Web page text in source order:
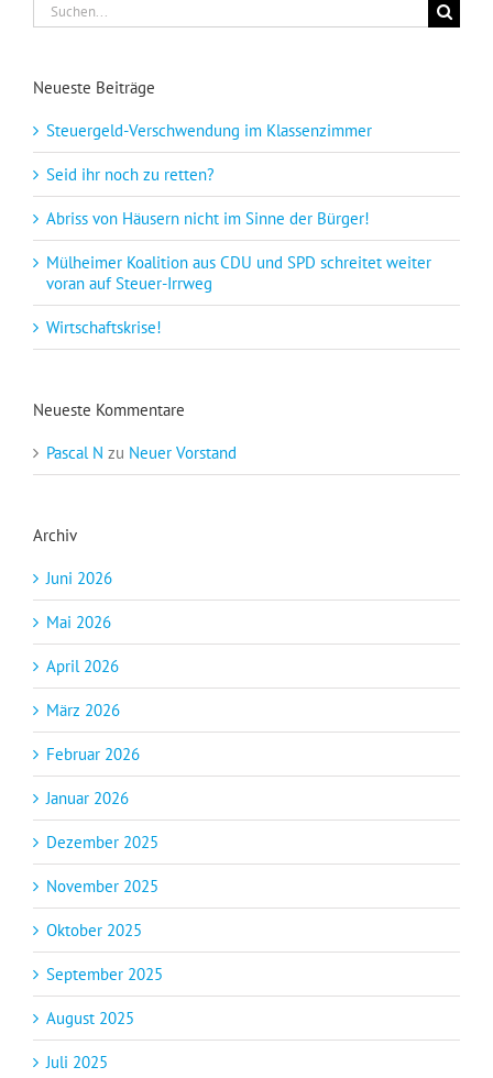
Suche
nach:
Neueste Beiträge
Steuergeld-Verschwendung im Klassenzimmer
Seid ihr noch zu retten?
Abriss von Häusern nicht im Sinne der Bürger!
Mülheimer Koalition aus CDU und SPD schreitet weiter
voran auf Steuer-Irrweg
Wirtschaftskrise!
Neueste Kommentare
Pascal N zu Neuer Vorstand
Archiv
Juni 2026
Mai 2026
April 2026
März 2026
Februar 2026
Januar 2026
Dezember 2025
November 2025
Oktober 2025
September 2025
August 2025
Juli 2025